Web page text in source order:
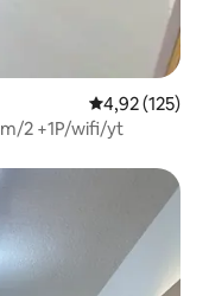
4,92 av 5 i
4,92 (125)
2 +1P/wifi/yt